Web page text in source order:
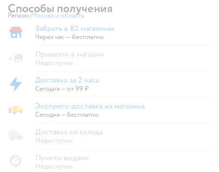
Способы получения
Регион: Выбор адреса доставки.
Москва и область
Забрать в магазине
Забрать в 82 магазинах
Через час — бесплатно
Привезти в магазин
Недоступно
Доставка за 2 часа
Доставка за 2 часа
Сегодня—от 99 ₽
Экспресс-доставка из магазина
Экспресс-доставка из магазина
Сегодня—бесплатно
Доставка со склада
Недоступно
Пункты выдачи
Недоступно